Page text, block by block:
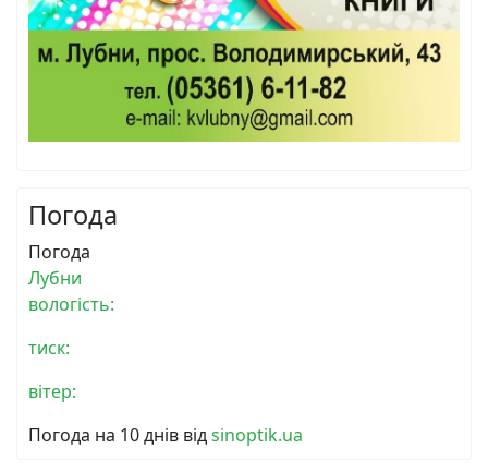
Погода
Погода
Лубни
вологість:
тиск:
вітер:
Погода на 10 днів відsinoptik.ua